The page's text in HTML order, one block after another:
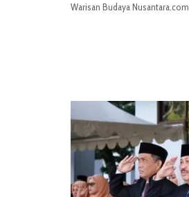
Warisan Budaya Nusantara.com